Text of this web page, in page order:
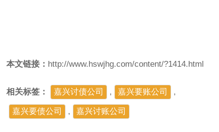
本文链接： http://www.hswjhg.com/content/?1414.html
相关标签： 嘉兴讨债公司 , 嘉兴要账公司 ,
嘉兴要债公司 , ​嘉兴讨账公司